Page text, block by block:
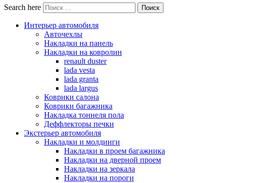
Search here Поиск
Интерьер автомобиля
Авточехлы
Накладки на панель
Накладки на ковролин
renault duster
lada vesta
lada granta
lada largus
Коврики салона
Коврики багажника
Накладка тоннеля пола
Деффлекторы печки
Экстерьер автомобиля
Накладки и молдинги
Накладки в проем багажника
Накладки на дверной проем
Накладки на зеркала
Накладки на пороги